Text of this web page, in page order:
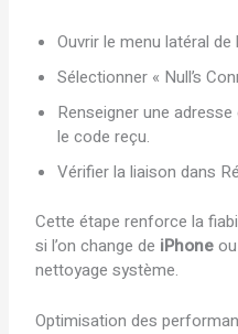
Ouvrir le menu latéral de
Sélectionner « Null’s
Renseigner une
le code reçu.
Vérifier la liaison dans
Cette étape renforce la
si l’on change de iPhone
nettoyage système.
Optimisation des